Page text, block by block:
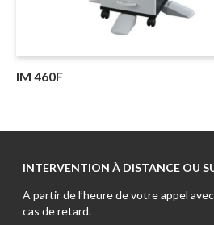
IM 460F
INTERVENTION À DISTANCE OU
A partir de l’heure de votre appel
cas de retard.